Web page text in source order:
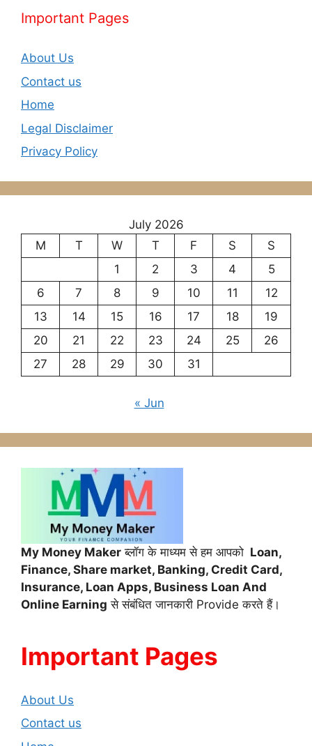
Important Pages
About Us
Contact us
Home
Legal Disclaimer
Privacy Policy
July 2026
M
T W T F S
S
1
2 3 4
5
6
7 8 9 10 11
12
13
14 15 16 17 18
19
20
21 22 23 24 25
26
27
28 29 30 31
« Jun
My Money Maker ब्लॉग के माध्यम से हम आपको Loan,
Finance, Share market, Banking, Credit Card,
Insurance, Loan Apps, Business Loan And
Online Earning से संबंधित जानकारी Provide करते हैं।
Important Pages
About Us
Contact us